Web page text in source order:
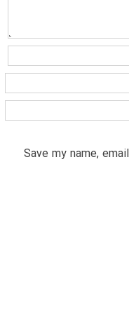
Save my name,